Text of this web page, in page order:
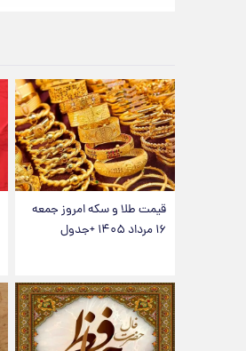
قیمت طلا و سکه امروز جمعه
۱۶ مرداد ۱۴۰۵ +جدول